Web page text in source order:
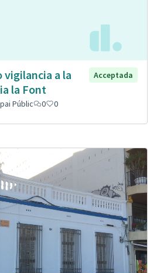
vigilancia a la
la Font
Acceptada
Públic 0 0